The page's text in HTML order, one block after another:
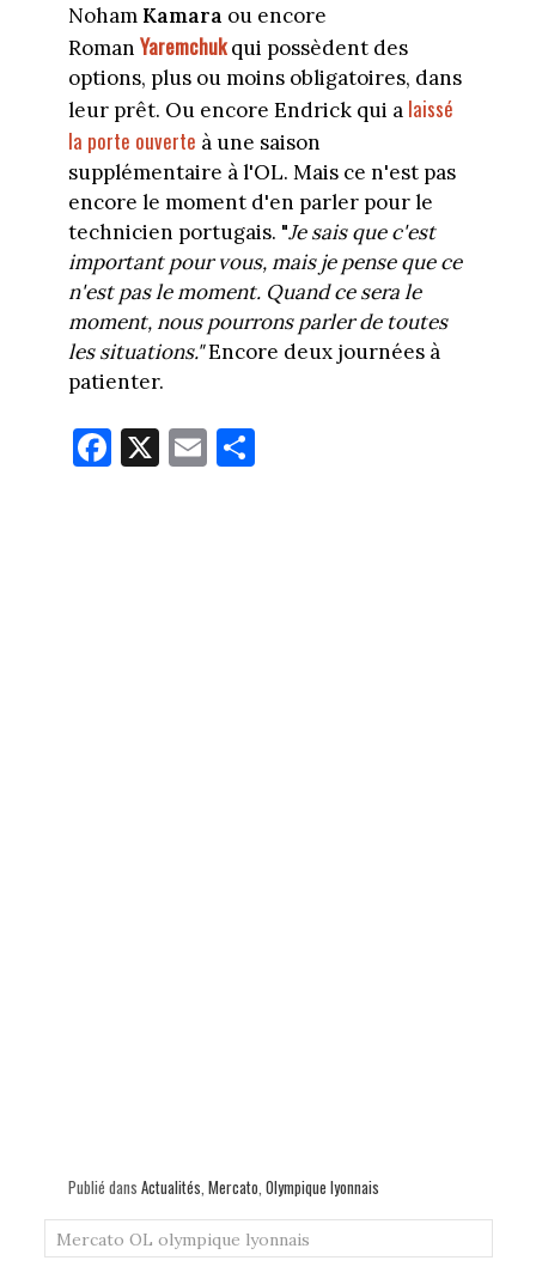
Noham Kamara ou encore
Roman Yaremchukqui possèdent des
options, plus ou moins obligatoires, dans
leur prêt. Ou encore Endrick qui a laissé
la porte ouverte à une saison
supplémentaire à l'OL. Mais ce n'est pas
encore le moment d'en parler pour le
technicien portugais. "Je sais que c'est
important pour vous, mais je pense que ce
n'est pas le moment. Quand ce sera le
moment, nous pourrons parler de toutes
les situations."Encore deux journées à
patienter.
Fa
ce
X E
m
Pa
Publié dans Actualités, Mercato, Olympique lyonnais
Mercato OL olympique lyonnais